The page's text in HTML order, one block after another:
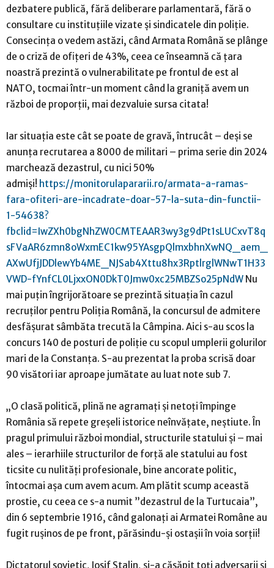
dezbatere publică, fără deliberare parlamentară, fără o
consultare cu instituțiile vizate și sindicatele din poliție.
Consecința o vedem astăzi, când Armata Română se plânge
de o criză de ofițeri de 43%, ceea ce înseamnă că țara
noastră prezintă o vulnerabilitate pe frontul de est al
NATO, tocmai într-un moment când la graniță avem un
război de proporții, mai dezvaluie sursa citata!
Iar situația este cât se poate de gravă, întrucât – deși se
anunța recrutarea a 8000 de militari – prima serie din 2024
marchează dezastrul, cu nici 50%
admiși! https://monitorulapararii.ro/armata-a-ramas-
fara-ofiteri-are-incadrate-doar-57-la-suta-din-functii-
1-54638?
fbclid=IwZXh0bgNhZW0CMTEAAR3wy3g9dPt1sLUCxvT8q
sFVaAR6zmn8oWxmEC1kw95YAsgpQlmxbhnXwNQ_aem_
AXwUfjJDDlewYb4ME_NJSab4Xttu8hx3RptlrglWNwT1H33
VWD-fYnfCL0LjxxON0DkT0Jmw0xc25MBZSo25pNdW Nu
mai puțin îngrijorătoare se prezintă situația în cazul
recruților pentru Poliția Română, la concursul de admitere
desfășurat sâmbăta trecută la Câmpina. Aici s-au scos la
concurs 140 de posturi de poliție cu scopul umplerii golurilor
mari de la Constanța. S-au prezentat la proba scrisă doar
90 visători iar aproape jumătate au luat note sub 7.
„O clasă politică, plină ne agramați și netoți împinge
România să repete greșeli istorice neînvățate, neștiute. În
pragul primului război mondial, structurile statului și – mai
ales – ierarhiile structurilor de forță ale statului au fost
ticsite cu nulități profesionale, bine ancorate politic,
întocmai așa cum avem acum. Am plătit scump această
prostie, cu ceea ce s-a numit ”dezastrul de la Turtucaia”,
din 6 septembrie 1916, când galonați ai Armatei Române au
fugit rușinos de pe front, părăsindu-și ostașii în voia sorții!
Dictatorul sovietic, Iosif Stalin, și-a căsăpit toți adversarii și